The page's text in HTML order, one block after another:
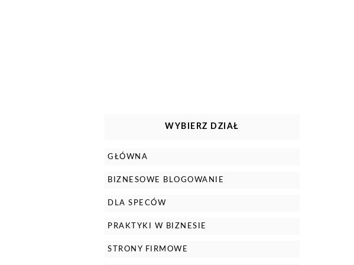
WYBIERZ DZIAŁ
GŁÓWNA
BIZNESOWE BLOGOWANIE
DLA SPECÓW
PRAKTYKI W BIZNESIE
STRONY FIRMOWE